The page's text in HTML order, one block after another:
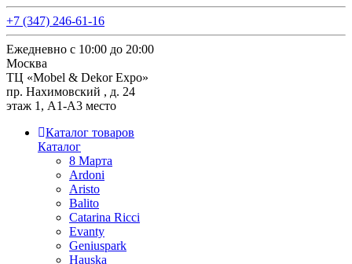
+7 (347) 246-61-16
Ежедневно с 10:00 до 20:00
Москва
ТЦ «Mobel & Dekor Expo»
пр. Нахимовский , д. 24
этаж 1, А1-А3 место
Каталог товаров
Каталог
8 Марта
Ardoni
Aristo
Balito
Catarina Ricci
Evanty
Geniuspark
Hauska